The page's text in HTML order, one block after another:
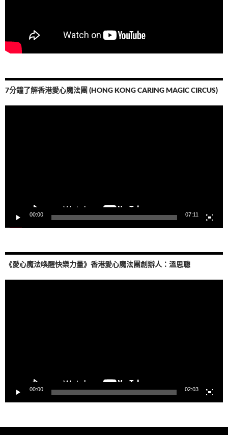
7分鐘了解香港愛心魔法團 (HONG KONG CARING MAGIC CIRCUS)
00:00 07:11
《愛心魔法喚醒快樂力量》香港愛心魔法團創辦人：溫思聰
00:00 02:03